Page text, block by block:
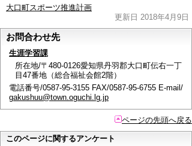
大口町スポーツ推進計画
更新日 2018年4月9日
お問合わせ先
生涯学習課
所在地/〒480-0126愛知県丹羽郡大口町伝右一丁
目47番地（総合福祉会館2階）
電話番号/0587-95-3155 FAX/0587-95-6755 E-mail/
gakushuu@town.oguchi.lg.jp
ページの先頭へ戻る
このページに関するアンケート